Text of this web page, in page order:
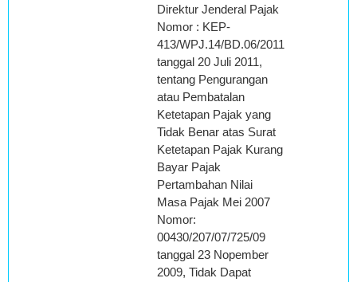
Direktur Jenderal Pajak
Nomor : KEP-
413/WPJ.14/BD.06/2011
tanggal 20 Juli 2011,
tentang Pengurangan
atau Pembatalan
Ketetapan Pajak yang
Tidak Benar atas Surat
Ketetapan Pajak Kurang
Bayar Pajak
Pertambahan Nilai
Masa Pajak Mei 2007
Nomor:
00430/207/07/725/09
tanggal 23 Nopember
2009, Tidak Dapat